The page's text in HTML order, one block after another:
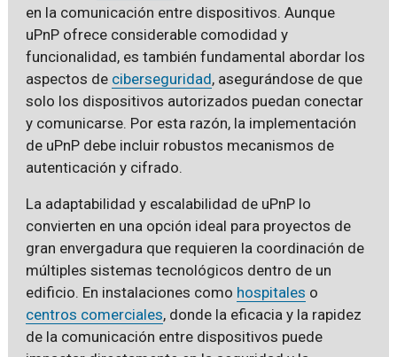
en la comunicación entre dispositivos. Aunque
uPnP ofrece considerable comodidad y
funcionalidad, es también fundamental abordar los
aspectos de ciberseguridad, asegurándose de que
solo los dispositivos autorizados puedan conectar
y comunicarse. Por esta razón, la implementación
de uPnP debe incluir robustos mecanismos de
autenticación y cifrado.
La adaptabilidad y escalabilidad de uPnP lo
convierten en una opción ideal para proyectos de
gran envergadura que requieren la coordinación de
múltiples sistemas tecnológicos dentro de un
edificio. En instalaciones como hospitales o
centros comerciales, donde la eficacia y la rapidez
de la comunicación entre dispositivos puede